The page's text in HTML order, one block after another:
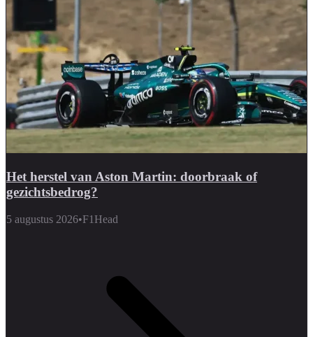
Het herstel van Aston Martin: doorbraak of
gezichtsbedrog?
5 augustus 2026•F1Head